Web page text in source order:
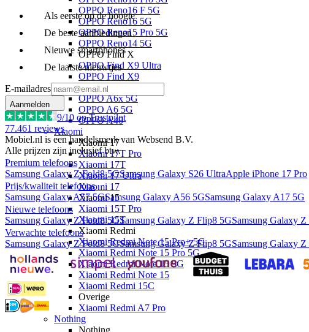
OPPO Reno16 F 5G
OPPO Reno16 5G
OPPO Reno15 Pro 5G
OPPO Reno14 5G
OPPO Find X
OPPO Find X9 Ultra
OPPO Find X9
OPPO A
OPPO A6x 5G
OPPO A6 5G
OPPO A40
Xiaomi
Xiaomi 17
Xiaomi 17T Pro
Xiaomi 17T
Xiaomi 17 Ultra
Xiaomi 17
Xiaomi 15
Xiaomi 15T Pro
Xiaomi 15T
Xiaomi Redmi
Xiaomi Redmi Note 15 Pro+ 5G
Xiaomi Redmi Note 15 Pro 5G
Xiaomi Redmi Note 15 5G
Xiaomi Redmi Note 15
Xiaomi Redmi 15C
Overige
Xiaomi Redmi A7 Pro
Nothing
Nothing
Als eerste op de hoogte
De beste aanbiedingen
Nieuwe smartphones
De laatste nieuwtjes
E-mailadres
Aanmelden
9/10 op Trustpilot
77.461 reviews
Mobiel.nl is een handelsmerk van Websend B.V.
Alle prijzen zijn inclusief btw.
Premium telefoons
Samsung Galaxy Z Fold8 5GSamsung Galaxy S26 UltraApple iPhone 17 Pro
Prijs/kwaliteit telefoons
Samsung Galaxy A57 5GSamsung Galaxy A56 5GSamsung Galaxy A17 5G
Nieuwe telefoons
Samsung Galaxy Z Fold8 5GSamsung Galaxy Z Flip8 5GSamsung Galaxy
Verwachte telefoons
Samsung Galaxy Z Fold8 5GSamsung Galaxy Z Flip8 5GSamsung Galaxy